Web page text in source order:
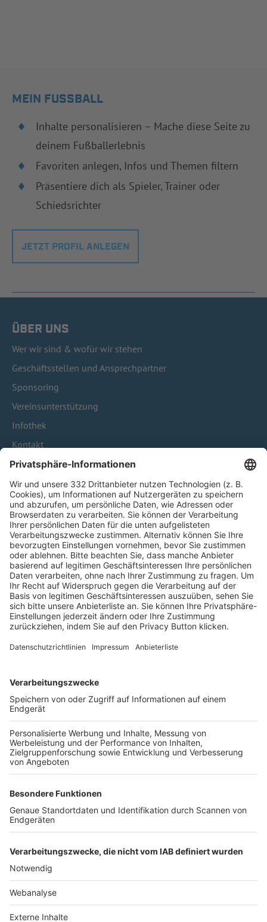
MEIN FUSSBALL
Inhalte personalisieren – Mache diese Seite zu
deinem Fußballerlebnis
Favoriten anlegen, Infos und Themen filtern
Präsentiere dich als Spieler, Trainer oder
Schiedsrichter
JETZT PROFIL ANLEGEN
ÜBER UNS
Wer wir sind & wofür wir stehen
Geschäftsstellen und Ansprechpartner
Sponsoring
Vereinsunterstützung
Infothek
Kontakt
HÄUFIG BESUCHTE SEITEN
Pässe und Vereinswechsel
Trainerausbildung
Schulungsangebot Vereinsmitarbeiter
BFV-Geschäftsstellen
Trainerbörse
Login SpielPlus
FOLGE DEM BFV
TOP-VEREINE
TOP-PARTNER
Nutzungsbedingungen Datenschutz Impressum